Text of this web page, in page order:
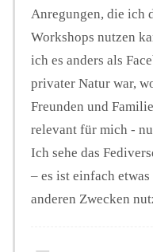
Anregungen, die ich
Workshops nutzen
ich es anders als
privater Natur war,
Freunden und
relevant für mich -
Ich sehe das
– es ist einfach
anderen Zwecken